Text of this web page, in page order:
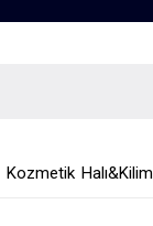
Kozmetik Halı&Kilim